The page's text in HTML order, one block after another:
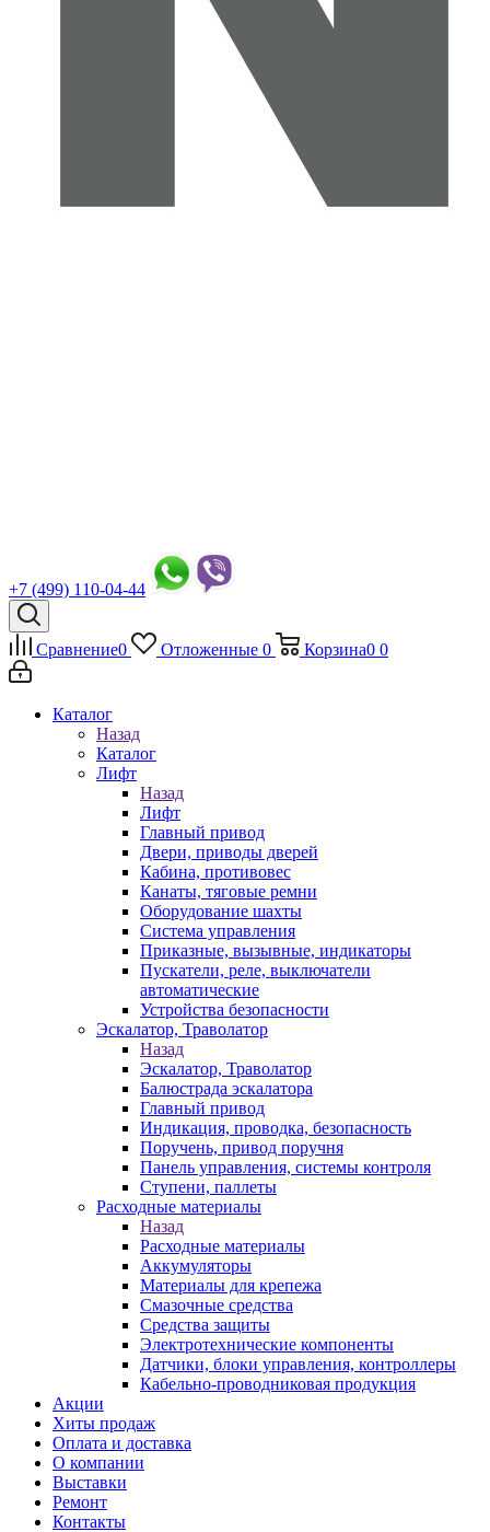
+7 (499) 110-04-44
Сравнение0 Отложенные 0 Корзина0 0
Каталог
Назад
Каталог
Лифт
Назад
Лифт
Главный привод
Двери, приводы дверей
Кабина, противовес
Канаты, тяговые ремни
Оборудование шахты
Система управления
Приказные, вызывные, индикаторы
Пускатели, реле, выключатели
автоматические
Устройства безопасности
Эскалатор, Траволатор
Назад
Эскалатор, Траволатор
Балюстрада эскалатора
Главный привод
Индикация, проводка, безопасность
Поручень, привод поручня
Панель управления, системы контроля
Ступени, паллеты
Расходные материалы
Назад
Расходные материалы
Аккумуляторы
Материалы для крепежа
Смазочные средства
Средства защиты
Электротехнические компоненты
Датчики, блоки управления, контроллеры
Кабельно-проводниковая продукция
Акции
Хиты продаж
Оплата и доставка
О компании
Выставки
Ремонт
Контакты